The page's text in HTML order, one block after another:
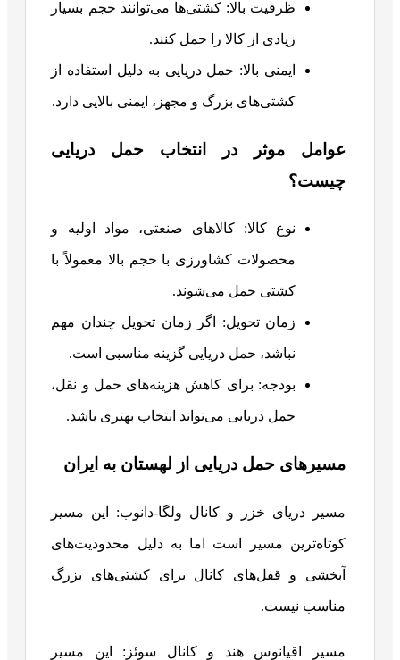
ظرفیت بالا: کشتی‌ها می‌توانند حجم بسیار
زیادی از کالا را حمل کنند.
ایمنی بالا: حمل دریایی به دلیل استفاده از
کشتی‌های بزرگ و مجهز، ایمنی بالایی دارد.
عوامل موثر در انتخاب حمل دریایی
چیست؟
نوع کالا: کالاهای صنعتی، مواد اولیه و
محصولات کشاورزی با حجم بالا معمولاً با
کشتی حمل می‌شوند.
زمان تحویل: اگر زمان تحویل چندان مهم
نباشد، حمل دریایی گزینه مناسبی است.
بودجه: برای کاهش هزینه‌های حمل و نقل،
حمل دریایی می‌تواند انتخاب بهتری باشد.
مسیرهای حمل دریایی از لهستان به ایران
مسیر دریای خزر و کانال ولگا-دانوب: این مسیر
کوتاه‌ترین مسیر است اما به دلیل محدودیت‌های
آبخشی و قفل‌های کانال برای کشتی‌های بزرگ
مناسب نیست.
مسیر اقیانوس هند و کانال سوئز: این مسیر